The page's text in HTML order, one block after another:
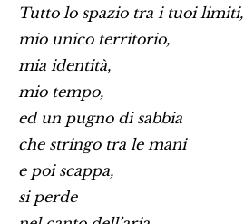
Tutto lo spazio tra i tuoi limiti,
mio unico territorio,
mia identità,
mio tempo,
ed un pugno di sabbia
che stringo tra le mani
e poi scappa,
si perde